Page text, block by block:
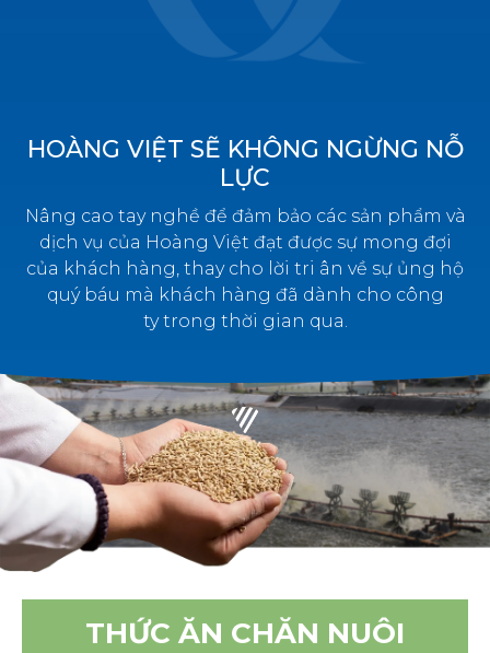
HOÀNG VIỆT SẼ KHÔNG NGỪNG NỖ
LỰC
Nâng cao tay nghề để đảm bảo các sản phẩm và
dịch vụ của Hoàng Việt đạt được sự mong đợi
của khách hàng, thay cho lời tri ân về sự ủng hộ
quý báu mà khách hàng đã dành cho công
ty trong thời gian qua.
THỨC ĂN CHĂN NUÔI